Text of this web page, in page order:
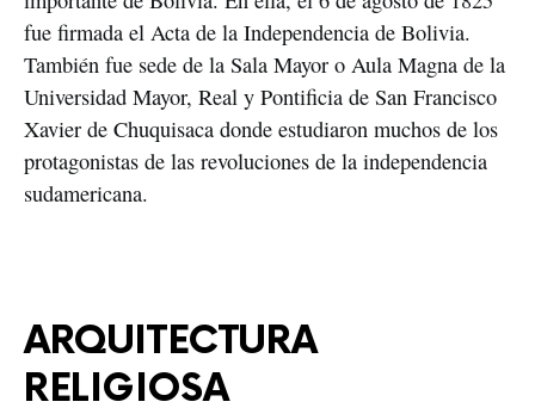
fue firmada el Acta de la Independencia de Bolivia.
También fue sede de la Sala Mayor o Aula Magna de la
Universidad Mayor, Real y Pontificia de San Francisco
Xavier de Chuquisaca donde estudiaron muchos de los
protagonistas de las revoluciones de la independencia
sudamericana.
ARQUITECTURA
RELIGIOSA